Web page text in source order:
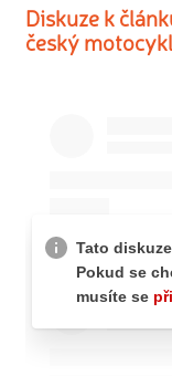
Diskuze k
český